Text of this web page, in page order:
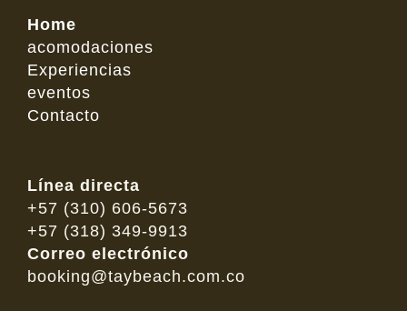
Home
acomodaciones
Experiencias
eventos
Contacto
Línea directa
+57 (310) 606-5673
+57 (318) 349-9913
Correo electrónico
booking@taybeach.com.co